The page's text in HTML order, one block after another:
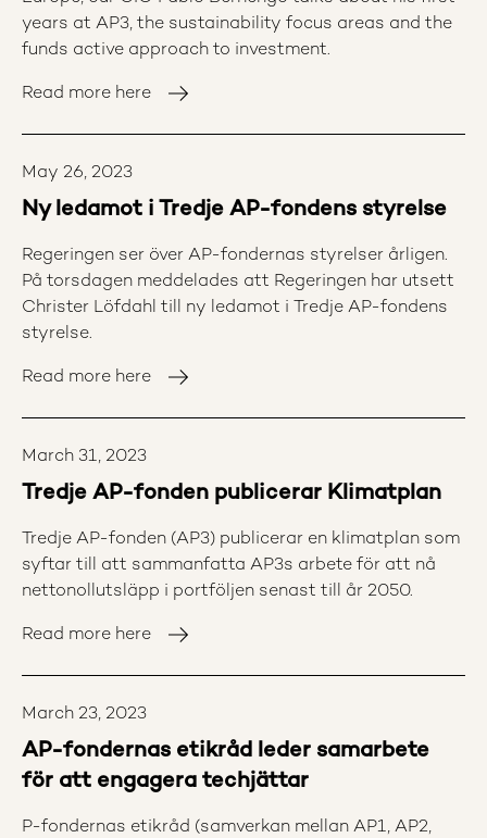
years at AP3, the sustainability focus areas and the
funds active approach to investment.
Read more here
May 26, 2023
Ny ledamot i Tredje AP-fondens styrelse
Regeringen ser över AP-fondernas styrelser årligen.
På torsdagen meddelades att Regeringen har utsett
Christer Löfdahl till ny ledamot i Tredje AP-fondens
styrelse.
Read more here
March 31, 2023
Tredje AP-fonden publicerar Klimatplan
Tredje AP-fonden (AP3) publicerar en klimatplan som
syftar till att sammanfatta AP3s arbete för att nå
nettonollutsläpp i portföljen senast till år 2050.
Read more here
March 23, 2023
AP-fondernas etikråd leder samarbete
för att engagera techjättar
P-fondernas etikråd (samverkan mellan AP1, AP2,